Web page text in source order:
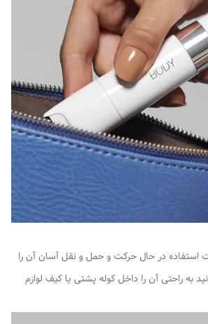
استفاده در حال حرکت و حمل و نقل آسان آن را
به راحتی آن را داخل کوله پشتی یا کیف لوازم